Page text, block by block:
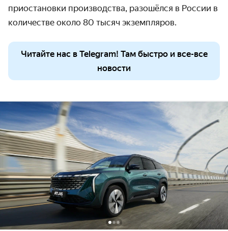
приостановки производства, разошёлся в России в
количестве около 80 тысяч экземпляров.
Читайте нас в Telegram! Там быстро и все-все
новости